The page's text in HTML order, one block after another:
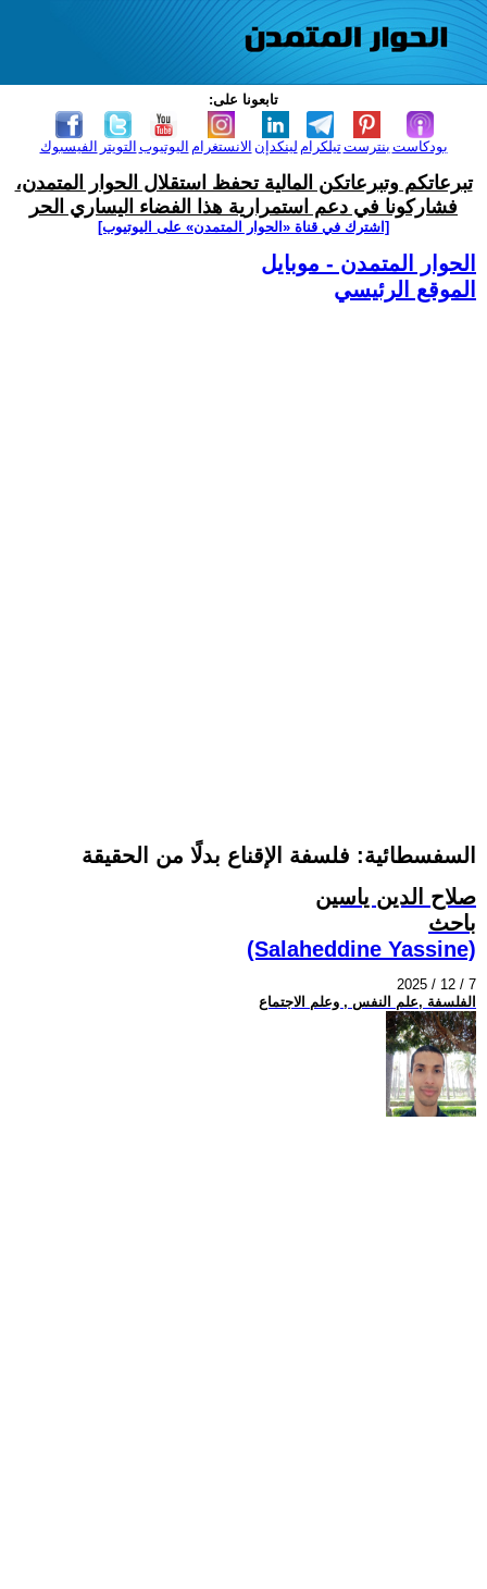
تابعونا على:
الفيسبوك التويتر اليوتيوب الانستغرام لينكدإن تيلكرامبنترست بودكاست
تبرعاتكم وتبرعاتكن المالية تحفظ استقلال الحوار المتمدن،
فشاركونا في دعم استمرارية هذا الفضاء اليساري الحر
[اشترك في قناة ‫«الحوار المتمدن» على اليوتيوب]
الحوار المتمدن - موبايل
الموقع الرئيسي
السفسطائية: فلسفة الإقناع بدلًا من الحقيقة
صلاح الدين ياسين
باحث
(Salaheddine Yassine)
2025 / 12 / 7
الفلسفة ,علم النفس , وعلم الاجتماع